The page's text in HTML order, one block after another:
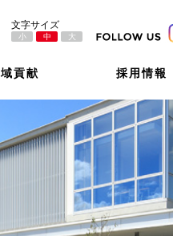
小 中 大
貢献 採用情報